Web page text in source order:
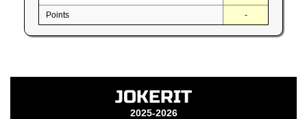
Points -
JOKERIT
2025-2026